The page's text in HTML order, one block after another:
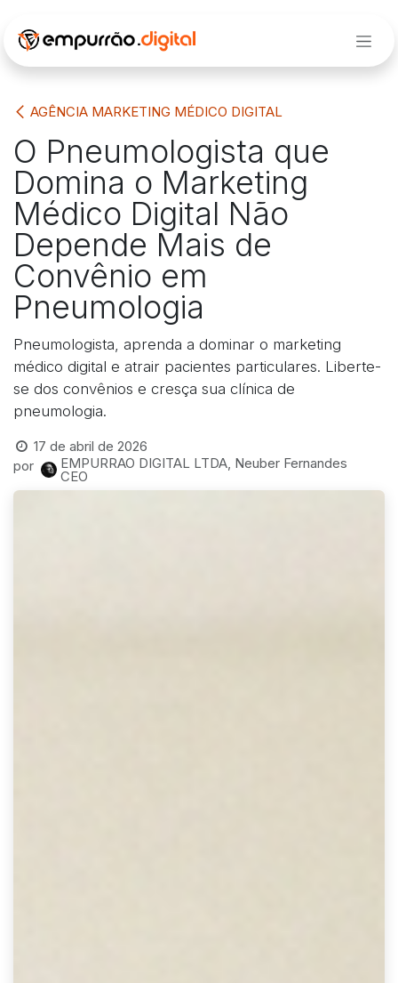
AGÊNCIA MARKETING MÉDICO DIGITAL
O Pneumologista que
Domina o Marketing
Médico Digital Não
Depende Mais de
Convênio em
Pneumologia
Pneumologista, aprenda a dominar o marketing
médico digital e atrair pacientes particulares. Liberte-
se dos convênios e cresça sua clínica de
pneumologia.
17 de abril de 2026
por
EMPURRAO DIGITAL LTDA, Neuber Fernandes
CEO